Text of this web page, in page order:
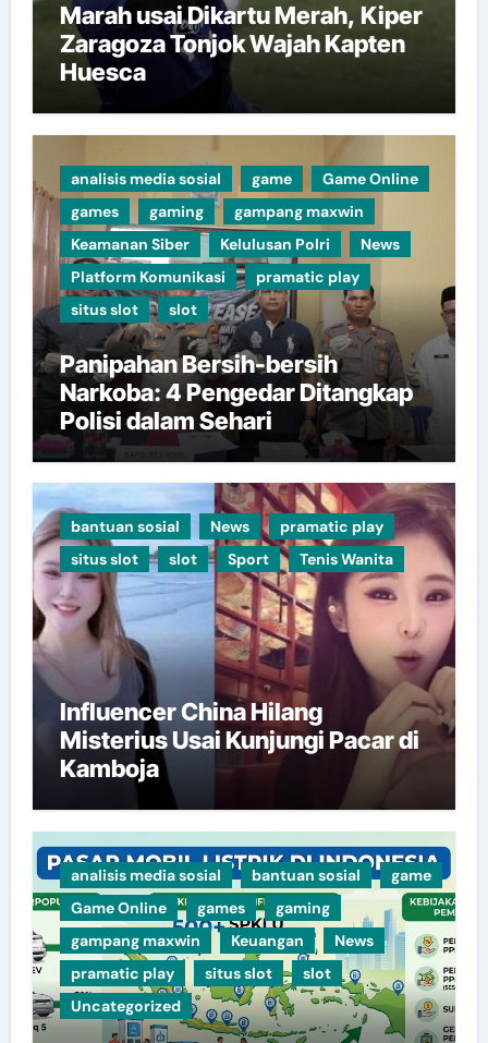
Marah usai Dikartu Merah, Kiper
Zaragoza Tonjok Wajah Kapten
Huesca
analisis media sosial game
Game Online
games
gaming
gampang maxwin
Keamanan Siber
Kelulusan Polri
News
Platform Komunikasi
pramatic play
situs slot
slot
Panipahan Bersih-bersih
Narkoba: 4 Pengedar Ditangkap
Polisi dalam Sehari
bantuan sosial News
pramatic play
situs slot
slot Sport Tenis Wanita
Influencer China Hilang
Misterius Usai Kunjungi Pacar di
Kamboja
analisis media sosial bantuan sosial
game
Game Online
games
gaming
gampang maxwin
Keuangan
News
pramatic play
situs slot
slot
Uncategorized